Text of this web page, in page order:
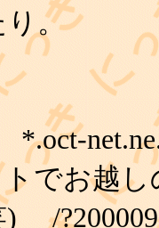
り。
*.oct-
でお越
/